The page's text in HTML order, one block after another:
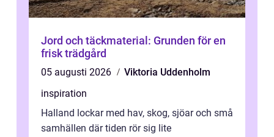
Jord och täckmaterial: Grunden för en
frisk trädgård
05 augusti 2026
Viktoria Uddenholm
inspiration
Halland lockar med hav, skog, sjöar och små
samhällen där tiden rör sig lite